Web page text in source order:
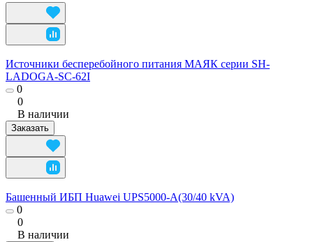
Источники бесперебойного питания МАЯК серии SH-
LADOGA-SC-62I
0
0
В наличии
Заказать
Башенный ИБП Huawei UPS5000-A(30/40 kVA)
0
0
В наличии